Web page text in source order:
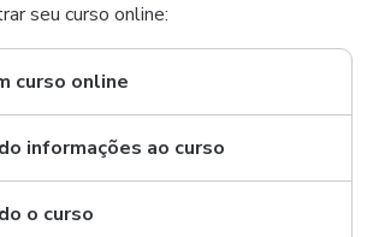
seu curso online:
curso online
informações ao curso
o curso